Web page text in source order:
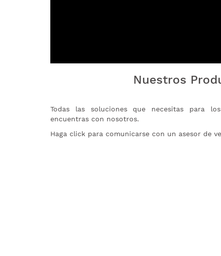
Nuestros
Todas las soluciones que necesitas para
encuentras con nosotros.
Haga click para comunicarse con un asesor de